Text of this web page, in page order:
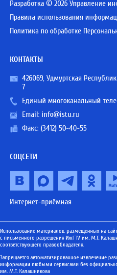
Разработка © 2026 Управление
Правила использования
Политика по обработке
КОНТАКТЫ
426069, Удмуртская
7
Единый многоканальный
Email: info@istu.ru
Факс: (3412) 50-40-55
СОЦСЕТИ
Интернет-приёмная
Использование материалов, размещенных на
с письменного разрешения ИжГТУ им. М.Т.
соответствующего правообладателя.
Запрещается автоматизированное извлечение
информации любыми сервисами без
им. М.Т. Калашникова